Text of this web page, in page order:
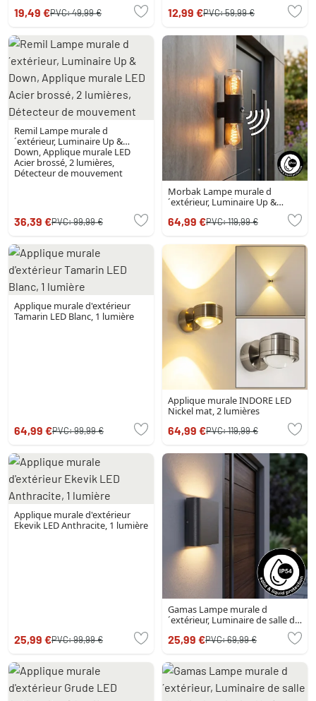
19,49 €PVC:49,99 €
Argenté, 2 lumières
12,99 €PVC:59,99 €
Remil Lampe murale d
´extérieur, Luminaire Up &
Down, Applique murale LED
Acier brossé, 2 lumières,
Détecteur de mouvement
36,39 €PVC:99,99 €
Morbak Lampe murale d
´extérieur, Luminaire Up &
64,99 €PVC:119,99 €
Applique murale d'extérieur
Tamarin LED Blanc, 1 lumière
64,99 €PVC:99,99 €
Applique murale INDORE LED
Nickel mat, 2 lumières
64,99 €PVC:119,99 €
Applique murale d'extérieur
Ekevik LED Anthracite, 1 lumière
25,99 €PVC:99,99 €
Gamas Lampe murale d
´extérieur, Luminaire de salle de
Applique murale LED
25,99 €PVC:69,99 €